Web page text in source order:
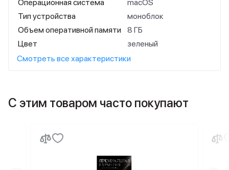
Операционная система
macOS
Тип устройства
моноблок
Объем оперативной памяти
8 ГБ
Цвет
зеленый
Смотреть все характеристики
С этим товаром часто покупают